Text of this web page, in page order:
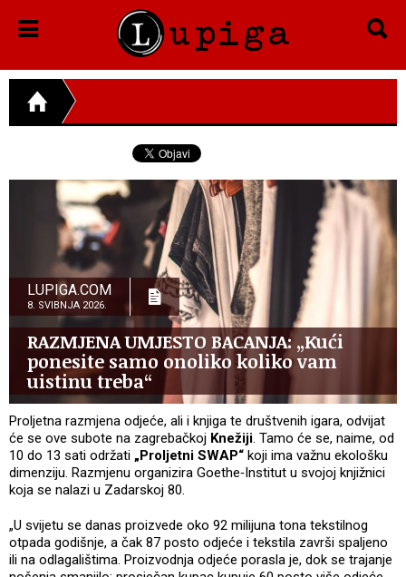
LUPIGA.COM
8. SVIBNJA 2026.
RAZMJENA UMJESTO BACANJA: „Kući
ponesite samo onoliko koliko vam
uistinu treba“
Proljetna razmjena odjeće, ali i knjiga te društvenih igara, odvijat
će se ove subote na zagrebačkoj Knežiji. Tamo će se, naime, od
10 do 13 sati održati „Proljetni SWAP“ koji ima važnu ekološku
dimenziju. Razmjenu organizira Goethe‑Institut u svojoj knjižnici
koja se nalazi u Zadarskoj 80.
„U svijetu se danas proizvede oko 92 milijuna tona tekstilnog
otpada godišnje, a čak 87 posto odjeće i tekstila završi spaljeno
ili na odlagalištima. Proizvodnja odjeće porasla je, dok se trajanje